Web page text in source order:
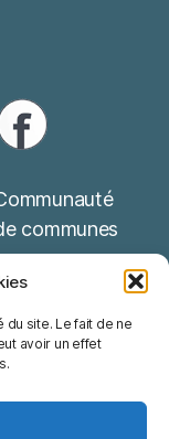
site. Le fait de ne
avoir un effet
communes
Public
de